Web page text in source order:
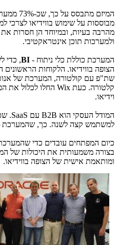
המיזם
מבוססות על שימוש בווידיאו לצרכי
מהרבה בעיות, ובמיוחד הן חסרות
ולמערכות תוכן אינטראקטיבי.
המערכת כוללת כלי ניתוח - BI, כדי
הצופה בווידיאו. הלקוחות
שת"פ עם קולטורה, המערכת של
וידיאו.
למשתמש קצה לשנה. כך, שהמערכת
כיום המפתחים עובדים כדי
בצורה משמעותית את היכולות של
ומותאמת אישית של הצופה בווידיאו.